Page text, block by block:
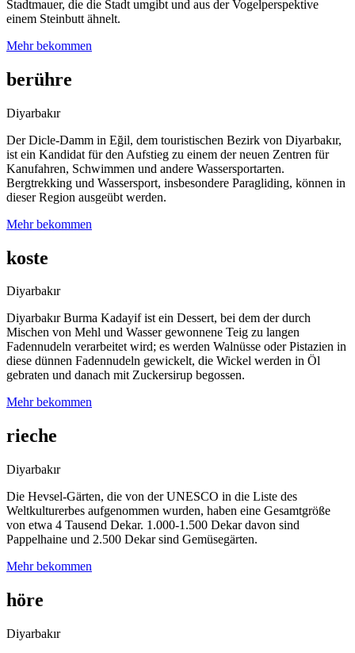
Stadtmauer, die die Stadt umgibt und aus der Vogelperspektive
einem Steinbutt ähnelt.
Mehr bekommen
berühre
Diyarbakır
Der Dicle-Damm in Eğil, dem touristischen Bezirk von Diyarbakır,
ist ein Kandidat für den Aufstieg zu einem der neuen Zentren für
Kanufahren, Schwimmen und andere Wassersportarten.
Bergtrekking und Wassersport, insbesondere Paragliding, können in
dieser Region ausgeübt werden.
Mehr bekommen
koste
Diyarbakır
Diyarbakır Burma Kadayif ist ein Dessert, bei dem der durch
Mischen von Mehl und Wasser gewonnene Teig zu langen
Fadennudeln verarbeitet wird; es werden Walnüsse oder Pistazien in
diese dünnen Fadennudeln gewickelt, die Wickel werden in Öl
gebraten und danach mit Zuckersirup begossen.
Mehr bekommen
rieche
Diyarbakır
Die Hevsel-Gärten, die von der UNESCO in die Liste des
Weltkulturerbes aufgenommen wurden, haben eine Gesamtgröße
von etwa 4 Tausend Dekar. 1.000-1.500 Dekar davon sind
Pappelhaine und 2.500 Dekar sind Gemüsegärten.
Mehr bekommen
höre
Diyarbakır